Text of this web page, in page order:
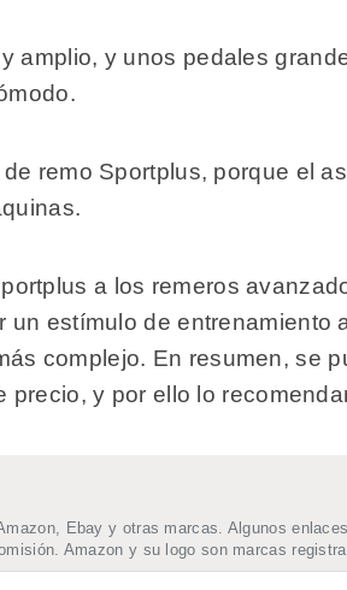
amplio, y unos pedales
remo Sportplus, porque el
a los remeros
estímulo de entrenamiento
complejo. En resumen, se
y por ello lo
Ebay y otras marcas. Algunos
Amazon y su logo son marcas